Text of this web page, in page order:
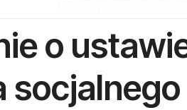
o
socjalnego